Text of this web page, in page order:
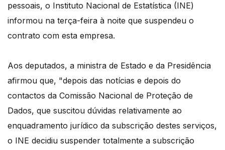
pessoais, o Instituto Nacional de Estatística (INE)
informou na terça-feira à noite que suspendeu o
contrato com esta empresa.
Aos deputados, a ministra de Estado e da Presidência
afirmou que, "depois das notícias e depois do
contactos da Comissão Nacional de Proteção de
Dados, que suscitou dúvidas relativamente ao
enquadramento jurídico da subscrição destes serviços,
o INE decidiu suspender totalmente a subscrição